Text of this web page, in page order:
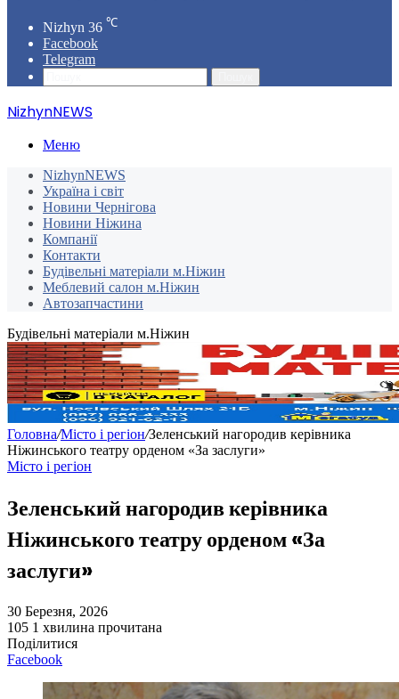
Nizhyn 36 ℃
Facebook
Telegram
NizhynNEWS
Меню
NizhynNEWS
Україна і світ
Новини Чернігова
Новини Ніжина
Компанії
Контакти
Будівельні матеріали м.Ніжин
Меблевий салон м.Ніжин
Автозапчастини
Будівельні матеріали м.Ніжин
Головна/Місто і регіон/Зеленський нагородив керівника
Ніжинського театру орденом «За заслуги»
Місто і регіон
Зеленський нагородив керівника
Ніжинського театру орденом «За
заслуги»
30 Березня, 2026
105 1 хвилина прочитана
Поділитися
Facebook